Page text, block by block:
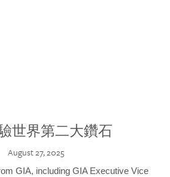
世界第二大鑽石
August 27, 2025
GIA, including GIA Executive Vice